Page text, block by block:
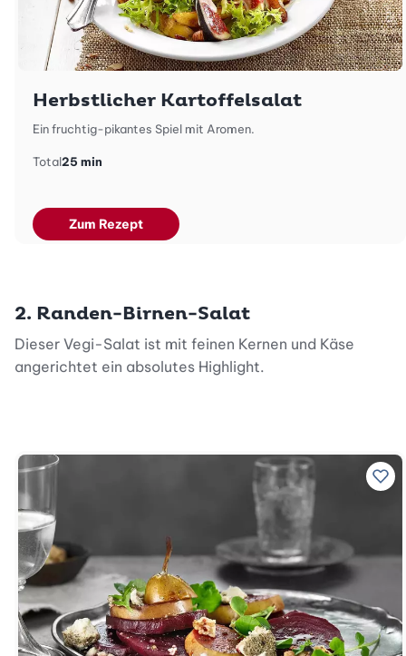
Herbstlicher Kartoffelsalat
Ein fruchtig-pikantes Spiel mit Aromen.
Total25 min
Zum Rezept
2. Randen-Birnen-Salat
Dieser Vegi-Salat ist mit feinen Kernen und Käse
angerichtet ein absolutes Highlight.
Zu